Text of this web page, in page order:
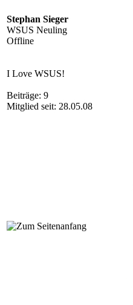
Stephan Sieger
WSUS Neuling
Offline
I Love WSUS!
Beiträge: 9
Mitglied seit: 28.05.08